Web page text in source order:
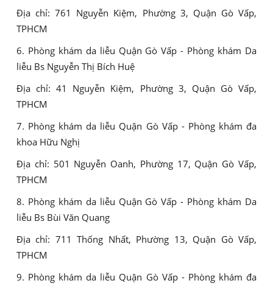
Địa chỉ: 761 Nguyễn Kiệm, Phường 3, Quận Gò Vấp,
TPHCM
6. Phòng khám da liễu Quận Gò Vấp - Phòng khám Da
liễu Bs Nguyễn Thị Bích Huệ
Địa chỉ: 41 Nguyễn Kiệm, Phường 3, Quận Gò Vấp,
TPHCM
7. Phòng khám da liễu Quận Gò Vấp - Phòng khám đa
khoa Hữu Nghị
Địa chỉ: 501 Nguyễn Oanh, Phường 17, Quận Gò Vấp,
TPHCM
8. Phòng khám da liễu Quận Gò Vấp - Phòng khám Da
liễu Bs Bùi Văn Quang
Địa chỉ: 711 Thống Nhất, Phường 13, Quận Gò Vấp,
TPHCM
9. Phòng khám da liễu Quận Gò Vấp - Phòng khám đa